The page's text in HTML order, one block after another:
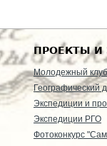
ПРОЕКТЫ И
Молодежный клуб
Географический
Экспедиции и
Экспедиции РГО
Фотоконкурс